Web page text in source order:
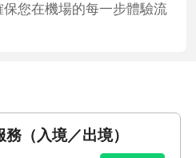
您在機場的每一步體驗流
（入境／出境）